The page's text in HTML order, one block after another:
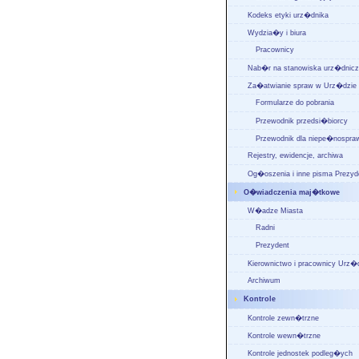
Kodeks etyki urz�dnika
Wydzia�y i biura
Pracownicy
Nab�r na stanowiska
Za�atwianie spraw w Urz�dzie
Formularze do pobrania
Przewodnik przedsi�biorcy
Przewodnik dla
Rejestry, ewidencje, archiwa
Og�oszenia i inne pisma
O�wiadczenia maj�tkowe
W�adze Miasta
Radni
Prezydent
Kierownictwo i pracownicy
Archiwum
Kontrole
Kontrole zewn�trzne
Kontrole wewn�trzne
Kontrole jednostek podleg�ych